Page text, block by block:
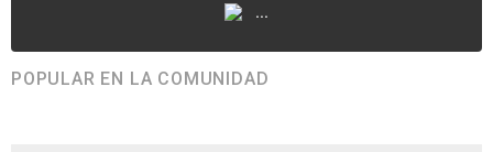
...
POPULAR EN LA COMUNIDAD